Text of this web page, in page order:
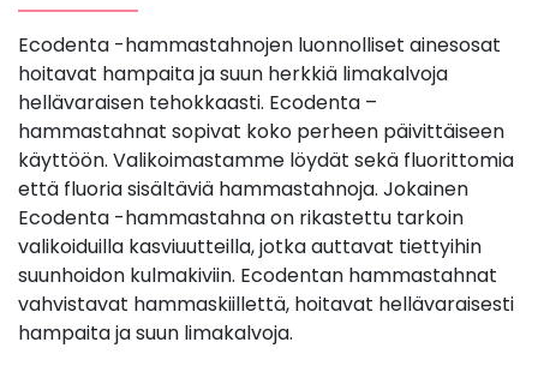
Ecodenta -hammastahnojen luonnolliset ainesosat
hoitavat hampaita ja suun herkkiä limakalvoja
hellävaraisen tehokkaasti. Ecodenta –
hammastahnat sopivat koko perheen päivittäiseen
käyttöön. Valikoimastamme löydät sekä fluorittomia
että fluoria sisältäviä hammastahnoja. Jokainen
Ecodenta -hammastahna on rikastettu tarkoin
valikoiduilla kasviuutteilla, jotka auttavat tiettyihin
suunhoidon kulmakiviin. Ecodentan hammastahnat
vahvistavat hammaskiillettä, hoitavat hellävaraisesti
hampaita ja suun limakalvoja.